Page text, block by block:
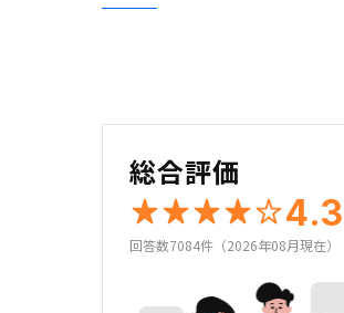
総合評価
4.3
回答数7084件（2026年08月現在）